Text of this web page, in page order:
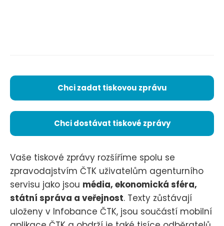
Chci zadat tiskovou zprávu
Chci dostávat tiskové zprávy
Vaše tiskové zprávy rozšíříme spolu se
zpravodajstvím ČTK uživatelům agenturního
servisu jako jsou média, ekonomická sféra,
státní správa a veřejnost. Texty zůstávají
uloženy v Infobance ČTK, jsou součástí mobilní